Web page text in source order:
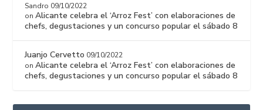
Sandro 09/10/2022
onAlicante celebra el ‘Arroz Fest’ con elaboraciones de
chefs, degustaciones y un concurso popular el sábado 8
Juanjo Cervetto 09/10/2022
onAlicante celebra el ‘Arroz Fest’ con elaboraciones de
chefs, degustaciones y un concurso popular el sábado 8